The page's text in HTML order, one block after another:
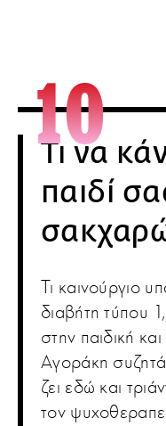
Τι να
παιδί
Τι καινούργιο
διαβήτη τύπου
στην παιδική
Αγοράκη
ζει εδώ και
τον